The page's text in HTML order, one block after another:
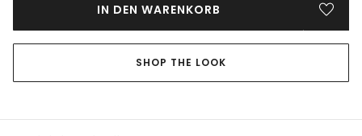
IN DEN WARENKORB
SHOP THE LOOK